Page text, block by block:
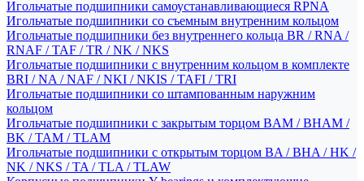
Игольчатые подшипники самоустанавливающиеся RPNA
Игольчатые подшипники со съемным внутренним кольцом
Игольчатые подшипники без внутреннего кольца BR / RNA /
RNAF / TAF / TR / NK / NKS
Игольчатые подшипники с внутренним кольцом в комплекте
BRI / NA / NAF / NKI / NKIS / TAFI / TRI
Игольчатые подшипники со штампованным наружним
кольцом
Игольчатые подшипники с закрытым торцом BAM / BHAM /
BK / TAM / TLAM
Игольчатые подшипники с открытым торцом BA / BHA / HK /
NK / NKS / TA / TLA / TLAW